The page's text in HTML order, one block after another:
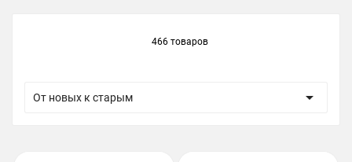
466 товаров
От новых к старым 